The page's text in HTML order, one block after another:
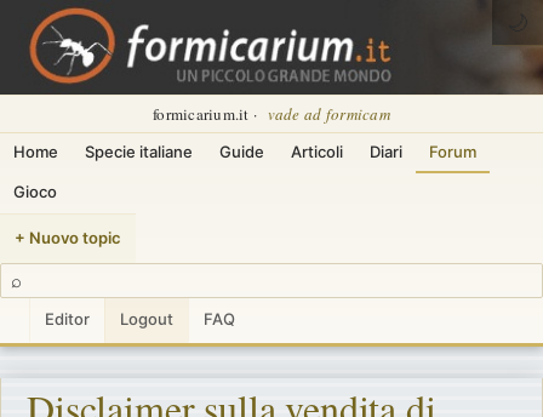
formicarium.it · vade ad formicam
Home Specie italiane Guide Articoli Diari Forum
Gioco
+ Nuovo topic
⌕
Editor Logout FAQ
🌙